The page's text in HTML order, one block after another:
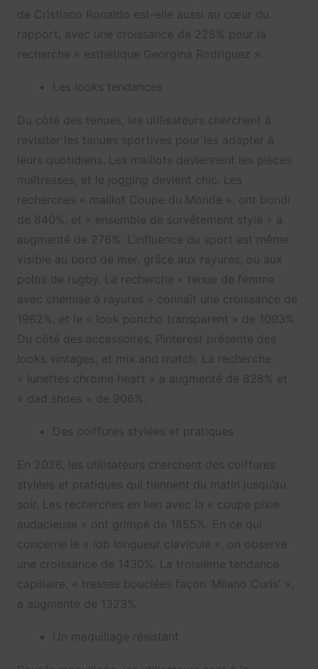
de Cristiano Ronaldo est-elle aussi au cœur du
rapport, avec une croissance de 225% pour la
recherche « esthétique Georgina Rodriguez ».
Les looks tendances
Du côté des tenues, les utilisateurs cherchent à
revisiter les tenues sportives pour les adapter à
leurs quotidiens. Les maillots deviennent les pièces
maîtresses, et le jogging devient chic. Les
recherches « maillot Coupe du Monde », ont bondi
de 840%, et « ensemble de survêtement stylé » a
augmenté de 276%. L’influence du sport est même
visible au bord de mer, grâce aux rayures, ou aux
polos de rugby. La recherche « tenue de femme
avec chemise à rayures » connaît une croissance de
1962%, et le « look poncho transparent » de 1093%.
Du côté des accessoires, Pinterest présente des
looks vintages, et mix and match. La recherche
« lunettes chrome heart » a augmenté de 828% et
« dad shoes » de 906%.
Des coiffures stylées et pratiques
En 2026, les utilisateurs cherchent des coiffures
stylées et pratiques qui tiennent du matin jusqu’au
soir. Les recherches en lien avec la « coupe pixie
audacieuse » ont grimpé de 1855%. En ce qui
concerne le « lob longueur clavicule », on observe
une croissance de 1430%. La troisième tendance
capillaire, « tresses bouclées façon ‘Milano Curls' »,
a augmenté de 1323%.
Un maquillage résistant